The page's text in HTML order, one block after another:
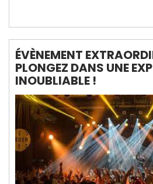
ÉVÈNEMENT
PLONGEZ DANS UNE
INOUBLIABLE !